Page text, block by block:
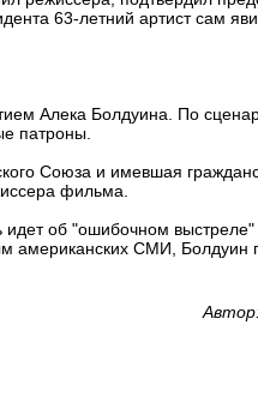
63-летний артист сам
Алека Болдуина. По
патроны.
Союза и имевшая
фильма.
об "ошибочном выстреле"
американских СМИ, Болдуин